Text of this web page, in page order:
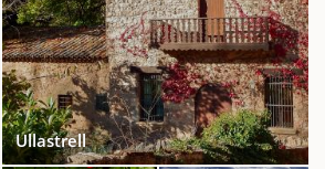
Ullastrell